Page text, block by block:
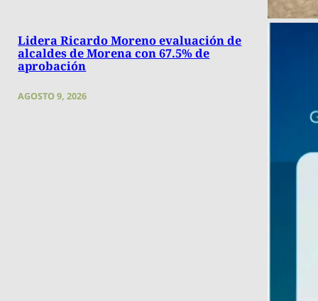
Lidera Ricardo Moreno evaluación de
alcaldes de Morena con 67.5% de
aprobación
AGOSTO 9, 2026